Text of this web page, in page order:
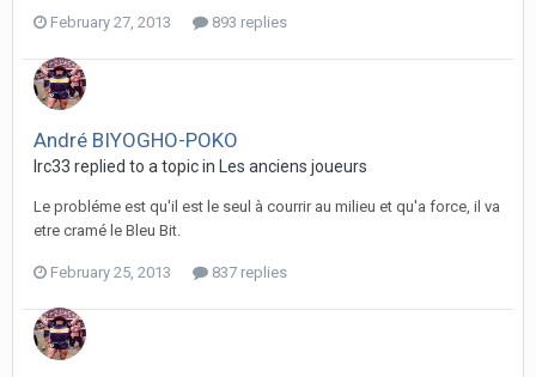
February 27, 2013 893 replies
André BIYOGHO-POKO
lrc33 replied to a topic in Les anciens joueurs
Le probléme est qu'il est le seul à courrir au milieu et qu'a force, il va
etre cramé le Bleu Bit.
February 25, 2013 837 replies